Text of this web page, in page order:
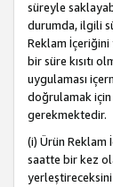
süreyle
durumda, ilgili
Reklam İçeriğini
bir süre kısıtı
uygulaması
doğrulamak için
gerekmektedir.
(i) Ürün Reklam
saatte bir kez